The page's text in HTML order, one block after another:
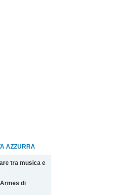
AZZURRA
tra musica e
di